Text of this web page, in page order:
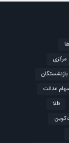
مرکزی
عدالت
طلا